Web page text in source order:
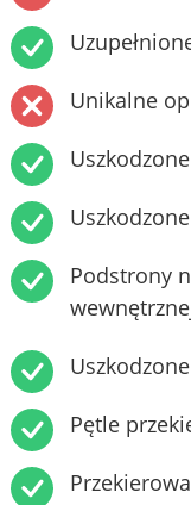
Unikalne
Podstrony
Pętle